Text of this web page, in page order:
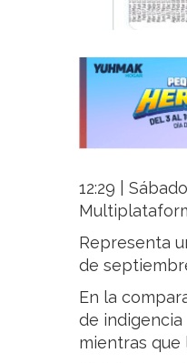
12:29 |
Representa
de
En la
de indigencia
mientras que